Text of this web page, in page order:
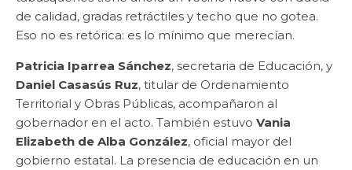
de calidad, gradas retráctiles y techo que no gotea.
Eso no es retórica: es lo mínimo que merecían.
Patricia Iparrea Sánchez, secretaria de Educación, y
Daniel Casasús Ruz, titular de Ordenamiento
Territorial y Obras Públicas, acompañaron al
gobernador en el acto. También estuvo Vania
Elizabeth de Alba González, oficial mayor del
gobierno estatal. La presencia de educación en un